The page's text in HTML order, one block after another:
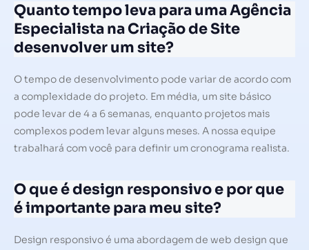
Quanto tempo leva para uma Agência
Especialista na Criação de Site
desenvolver um site?
O tempo de desenvolvimento pode variar de acordo com
a complexidade do projeto. Em média, um site básico
pode levar de 4 a 6 semanas, enquanto projetos mais
complexos podem levar alguns meses. A nossa equipe
trabalhará com você para definir um cronograma realista.
O que é design responsivo e por que
é importante para meu site?
Design responsivo é uma abordagem de web design que